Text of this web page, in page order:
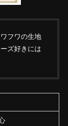
フワの生地
ズ好きには